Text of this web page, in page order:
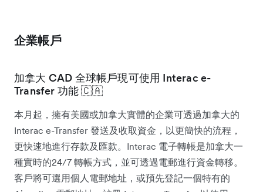
企業帳戶
加拿大 CAD 全球帳戶現可使用 Interac e-
Transfer 功能 🇨🇦
本月起，擁有美國或加拿大實體的企業可透過加拿大的
Interac e-Transfer 發送及收取資金，以更簡快的流程，
更快速地進行存款及匯款。Interac 電子轉帳是加拿大一
種實時的24/7 轉帳方式，並可透過電郵進行資金轉移。
客戶將可選用個人電郵地址，或預先登記一個特有的